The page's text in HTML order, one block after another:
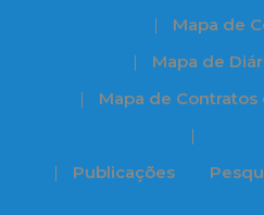
Mapa de
Mapa de
Mapa de Contratos
Publicações